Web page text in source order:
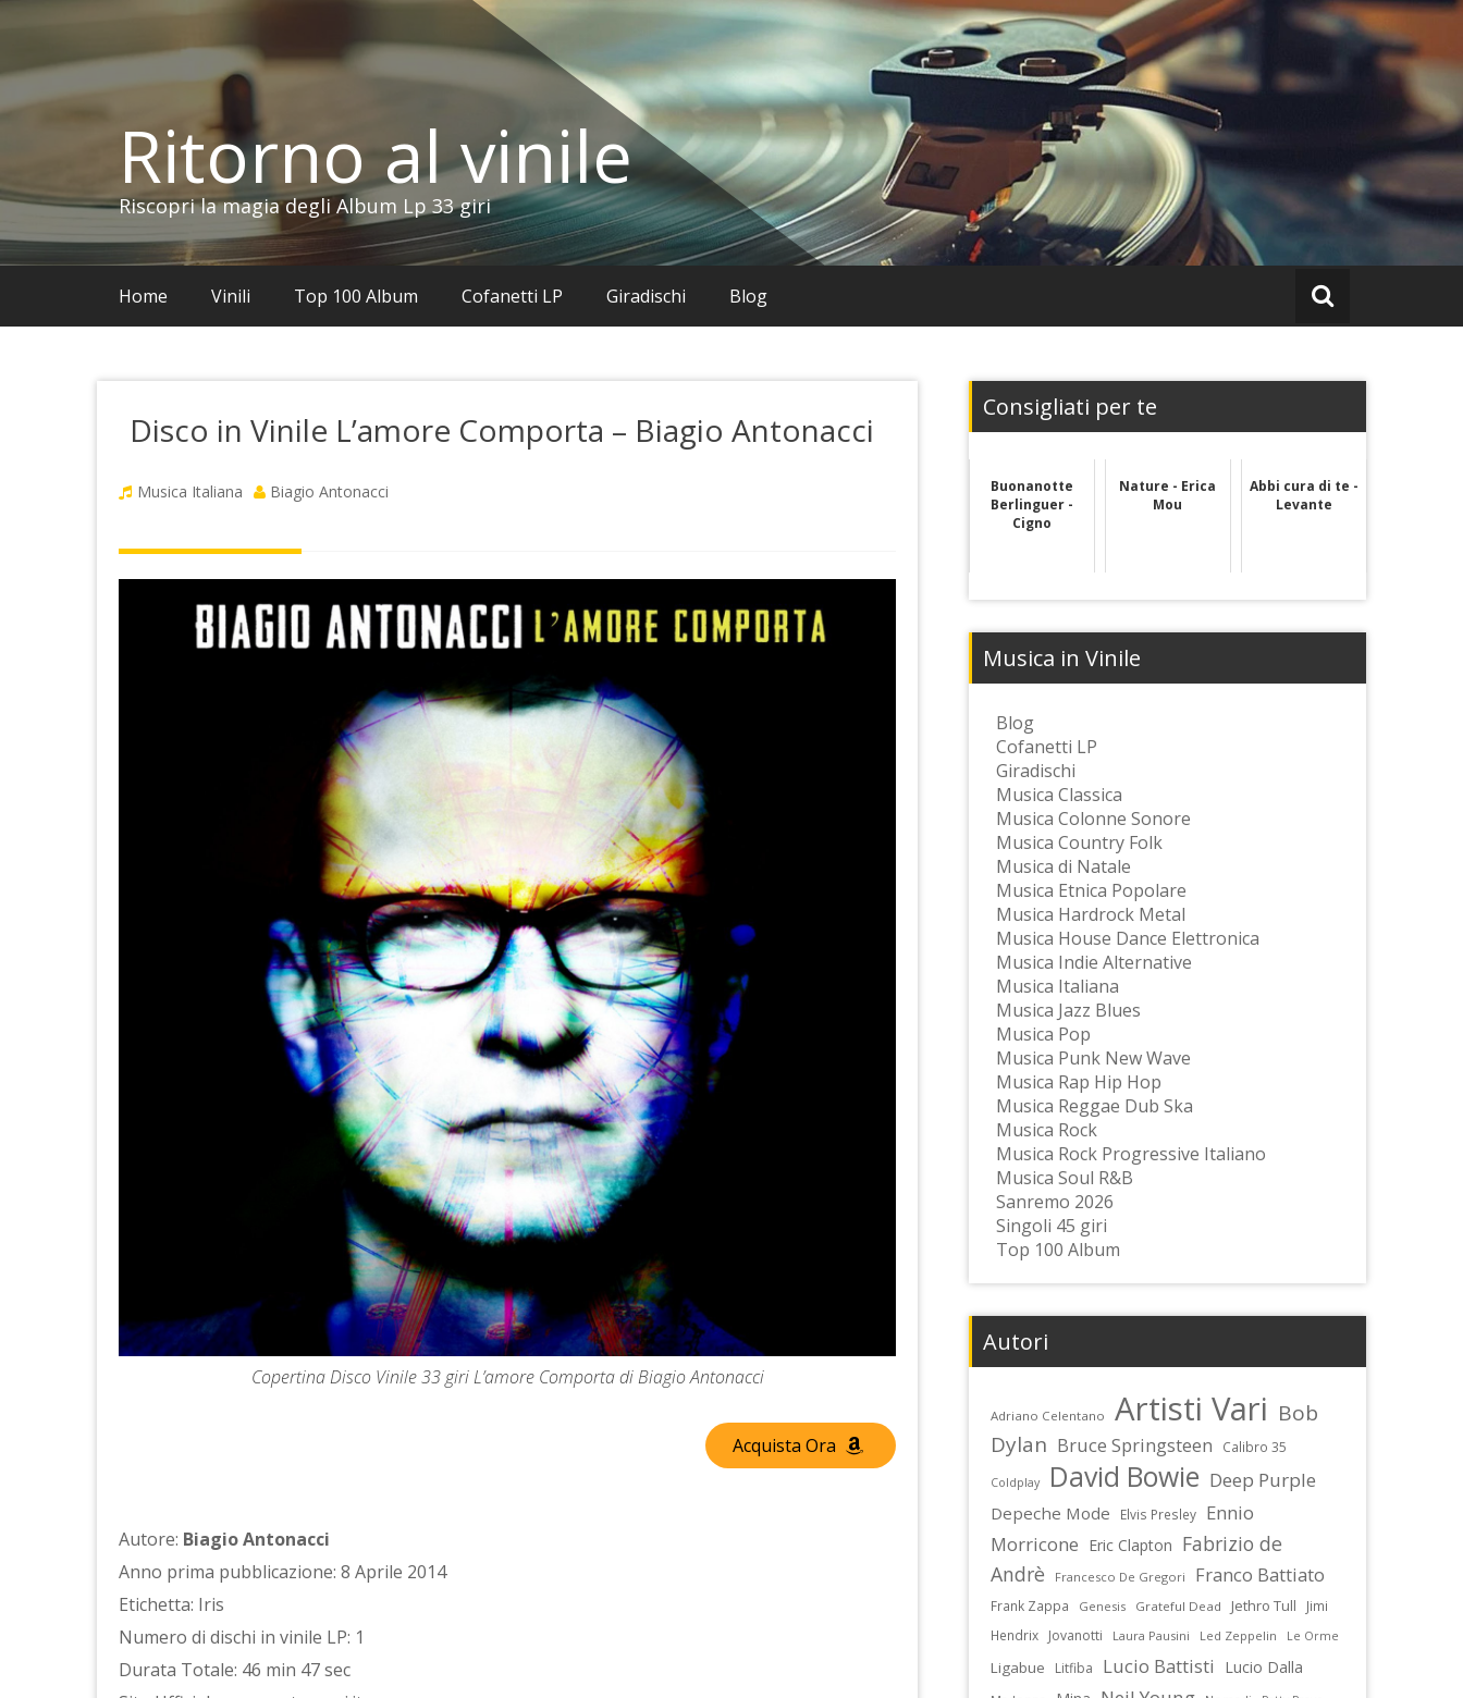
contenuto
Ritorno al vinile
Riscopri la magia degli Album Lp 33 giri
Home Vinili Top 100 Album Cofanetti LP Giradischi Blog
Disco in Vinile L’amore Comporta – Biagio Antonacci
Musica Italiana Biagio Antonacci
Copertina Disco Vinile 33 giri L’amore Comporta di Biagio Antonacci
Acquista Ora
Autore: Biagio Antonacci
Anno prima pubblicazione: 8 Aprile 2014
Etichetta: Iris
Numero di dischi in vinile LP: 1
Durata Totale: 46 min 47 sec
Consigliati per te
Buonanotte
Berlinguer -
Cigno
Nature - Erica
Mou
Abbi cura di te -
Levante
Musica in Vinile
Blog
Cofanetti LP
Giradischi
Musica Classica
Musica Colonne Sonore
Musica Country Folk
Musica di Natale
Musica Etnica Popolare
Musica Hardrock Metal
Musica House Dance Elettronica
Musica Indie Alternative
Musica Italiana
Musica Jazz Blues
Musica Pop
Musica Punk New Wave
Musica Rap Hip Hop
Musica Reggae Dub Ska
Musica Rock
Musica Rock Progressive Italiano
Musica Soul R&B
Sanremo 2026
Singoli 45 giri
Top 100 Album
Autori
Adriano Celentano Artisti Vari Bob
Dylan Bruce Springsteen Calibro 35
Coldplay David Bowie Deep Purple
Depeche Mode Elvis Presley
Ennio
Morricone Eric Clapton Fabrizio de
Andrè
Francesco De Gregori Franco Battiato
Frank Zappa Genesis Grateful Dead Jethro Tull
Jimi
Hendrix
Jovanotti Laura Pausini Led Zeppelin Le Orme
Ligabue Litfiba Lucio Battisti Lucio Dalla